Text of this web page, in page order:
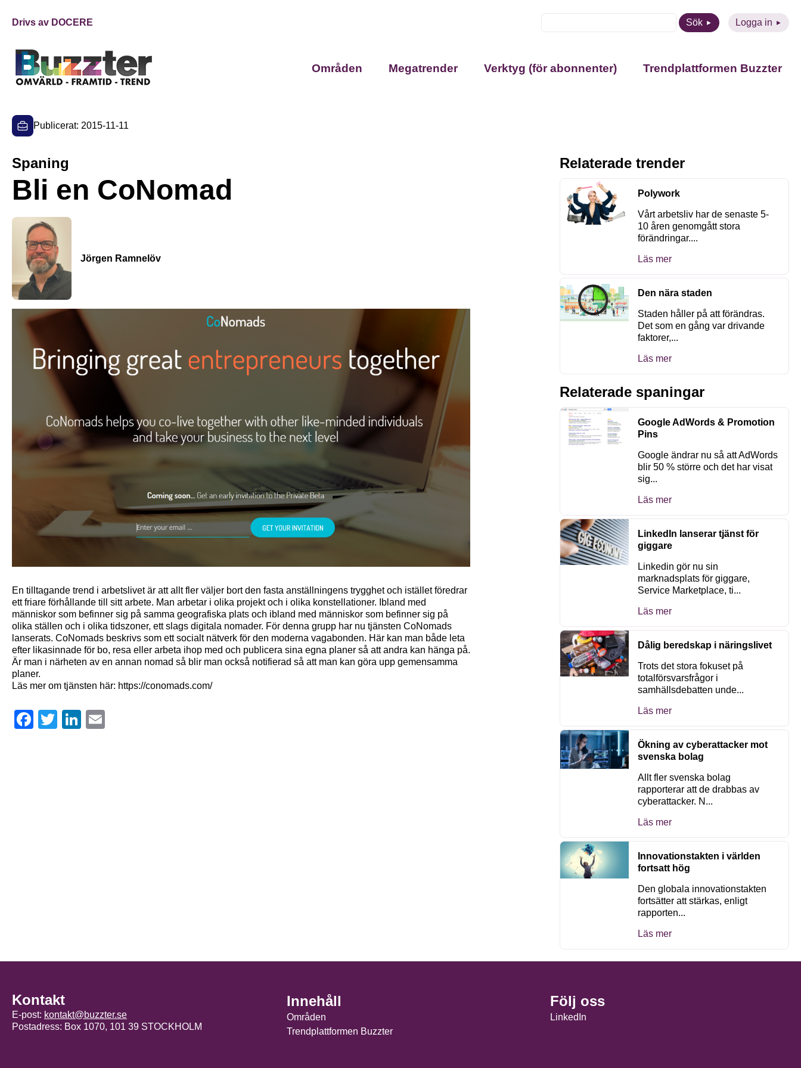
Drivs av DOCERE Sök Logga in
Områden Megatrender Verktyg (för abonnenter) Trendplattformen Buzzter
Publicerat: 2015-11-11
Spaning
Bli en CoNomad
Jörgen Ramnelöv
En tilltagande trend i arbetslivet är att allt fler väljer bort den fasta anställningens trygghet och istället föredrar
ett friare förhållande till sitt arbete. Man arbetar i olika projekt och i olika konstellationer. Ibland med
människor som befinner sig på samma geografiska plats och ibland med människor som befinner sig på
olika ställen och i olika tidszoner, ett slags digitala nomader. För denna grupp har nu tjänsten CoNomads
lanserats. CoNomads beskrivs som ett socialt nätverk för den moderna vagabonden. Här kan man både leta
efter likasinnade för bo, resa eller arbeta ihop med och publicera sina egna planer så att andra kan hänga på.
Är man i närheten av en annan nomad så blir man också notifierad så att man kan göra upp gemensamma
planer.
Läs mer om tjänsten här: https://conomads.com/
Facebook
Twitter LinkedIn
Relaterade trender
Polywork
Vårt arbetsliv har de senaste 5-
10 åren genomgått stora
förändringar....
Läs mer
Den nära staden
Staden håller på att förändras.
Det som en gång var drivande
faktorer,...
Läs mer
Relaterade spaningar
Google AdWords & Promotion
Pins
Google ändrar nu så att AdWords
blir 50 % större och det har visat
sig...
Läs mer
LinkedIn lanserar tjänst för
giggare
Linkedin gör nu sin
marknadsplats för giggare,
Service Marketplace, ti...
Läs mer
Dålig beredskap i näringslivet
Trots det stora fokuset på
totalförsvarsfrågor i
samhällsdebatten unde...
Läs mer
Ökning av cyberattacker mot
svenska bolag
Allt fler svenska bolag
rapporterar att de drabbas av
cyberattacker. N...
Läs mer
Innovationstakten i världen
fortsatt hög
Den globala innovationstakten
fortsätter att stärkas, enligt
rapporten...
Läs mer
Kontakt
E-post: kontakt@buzzter.se
Postadress: Box 1070, 101 39 STOCKHOLM
Innehåll
Områden
Trendplattformen Buzzter
Följ oss
LinkedIn